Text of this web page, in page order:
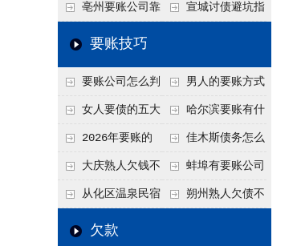
他后路堵死 结！
不沾风险？
何有效讨债？合法追
债四步秘籍
么？2026年这两个关
亳州要账公司靠
谱吗？合法讨债四步
宣城讨债避坑指
回！
要账技巧
要账公司怎么判
断这个案子能不能
接？接案评估的标准
男人的要账方式
是什么呢？
女人要债的五大
绝招,轻松搞定
哈尔滨要账有什
么合法手段？2026年
最新追账方式总结！
2026年要账的
七个小方法
佳木斯债务怎么
追回呢？2026年成功
要账就用这2招
大庆熟人欠钱不
还躲猫猫？2026年这
个“诉前调解”成功率
蚌埠有要账公司
吗？2026年这3个方
从化区温泉民宿
老板借钱不还？2026
朔州熟人欠债不
欠款